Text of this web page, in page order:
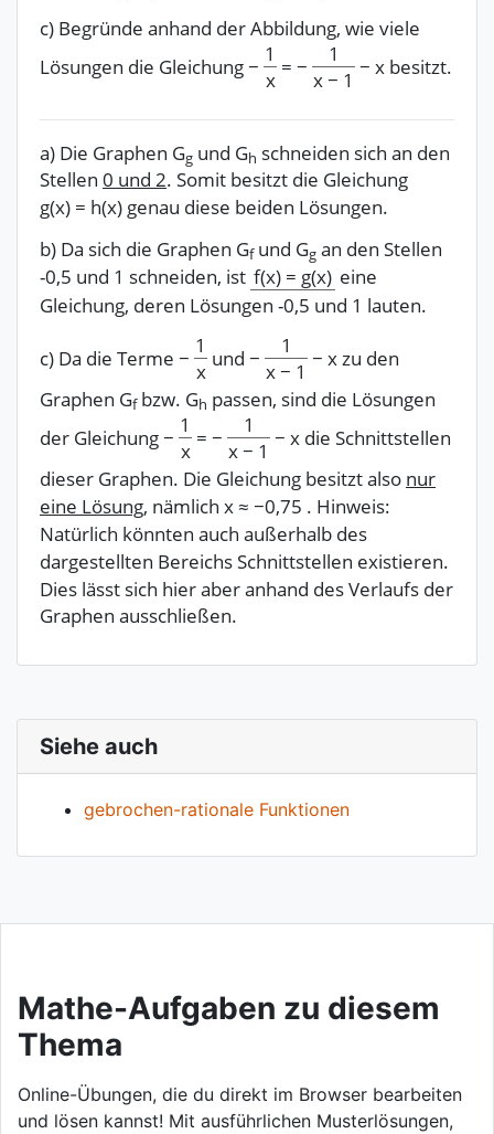
c) Begründe anhand der Abbildung, wie viele
Lösungen die Gleichung−
1
x
= −
1
x− 1
− x besitzt.
a) Die Graphen Gg und Gh schneiden sich an den
Stellen 0 und 2. Somit besitzt die Gleichung
g(x) = h(x) genau diese beiden Lösungen.
b) Da sich die Graphen Gfund Gg an den Stellen
-0,5 und 1 schneiden, ist f(x) = g(x) eine
Gleichung, deren Lösungen -0,5 und 1 lauten.
c) Da die Terme −
1
x
und −
1
x− 1
− xzu den
Graphen Gfbzw. Gh passen, sind die Lösungen
der Gleichung−
1
x
= −
1
x− 1
− x die Schnittstellen
dieser Graphen. Die Gleichung besitzt also nur
eine Lösung, nämlich x≈ −0,75 . Hinweis:
Natürlich könnten auch außerhalb des
dargestellten Bereichs Schnittstellen existieren.
Dies lässt sich hier aber anhand des Verlaufs der
Graphen ausschließen.
Siehe auch
gebrochen-rationale Funktionen
Mathe-Aufgaben zu diesem
Thema
Online-Übungen, die du direkt im Browser bearbeiten
und lösen kannst! Mit ausführlichen Musterlösungen,